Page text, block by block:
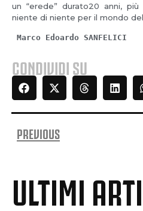
un “erede” durato20 anni,
niente di niente per il mondo
Marco Edoardo SANFELICI
CONDIVIDI SU
PREVIOUS
ULTIMI